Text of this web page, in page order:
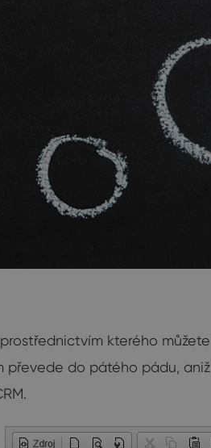
kterého
převede do pátého pádu,